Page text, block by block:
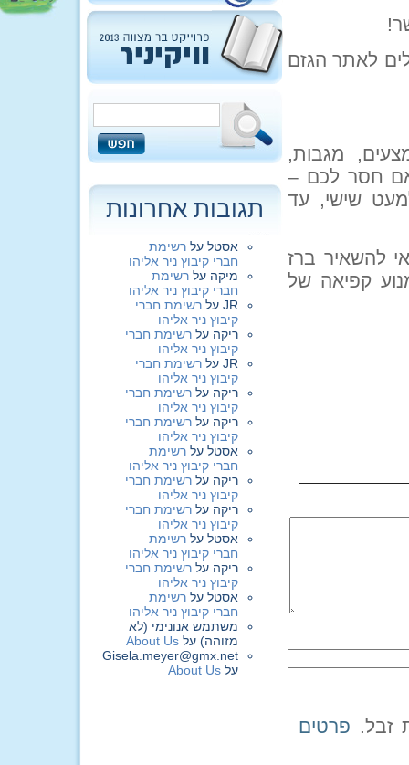
לאתר הגזם
מגבות,
חסר לכם –
שישי, עד
להשאיר ברז
קפיאה של
פרטים
תגובות אחרונות
אסטל על רשימת
חברי קיבוץ ניר אליהו
מיקה על רשימת
חברי קיבוץ ניר אליהו
JR על רשימת חברי
קיבוץ ניר אליהו
ריקה על רשימת חברי
קיבוץ ניר אליהו
JR על רשימת חברי
קיבוץ ניר אליהו
ריקה על רשימת חברי
קיבוץ ניר אליהו
ריקה על רשימת חברי
קיבוץ ניר אליהו
אסטל על רשימת
חברי קיבוץ ניר אליהו
ריקה על רשימת חברי
קיבוץ ניר אליהו
ריקה על רשימת חברי
קיבוץ ניר אליהו
אסטל על רשימת
חברי קיבוץ ניר אליהו
ריקה על רשימת חברי
קיבוץ ניר אליהו
אסטל על רשימת
חברי קיבוץ ניר אליהו
משתמש אנונימי (לא
מזוהה) על About Us
Gisela.meyer@gmx.net
על About Us